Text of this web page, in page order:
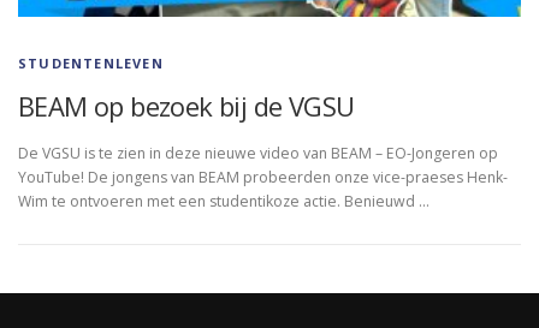
STUDENTENLEVEN
BEAM op bezoek bij de VGSU
De VGSU is te zien in deze nieuwe video van BEAM – EO-Jongeren op
YouTube! De jongens van BEAM probeerden onze vice-praeses Henk-
Wim te ontvoeren met een studentikoze actie. Benieuwd …